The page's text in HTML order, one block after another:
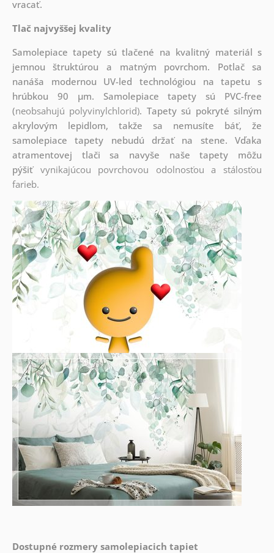
vracať.
Tlač najvyššej kvality
Samolepiace tapety sú tlačené na kvalitný materiál s
jemnou štruktúrou a matným povrchom. Potlač sa
nanáša modernou UV-led technológiou na tapetu s
hrúbkou 90 µm. Samolepiace tapety sú PVC-free
(neobsahujú polyvinylchlorid). Tapety sú pokryté silným
akrylovým lepidlom, takže sa nemusíte báť, že
samolepiace tapety nebudú držať na stene. Vďaka
atramentovej tlači sa navyše naše tapety môžu
pýšiť vynikajúcou povrchovou odolnosťou a stálosťou
farieb.
Dostupné rozmery samolepiacich tapiet